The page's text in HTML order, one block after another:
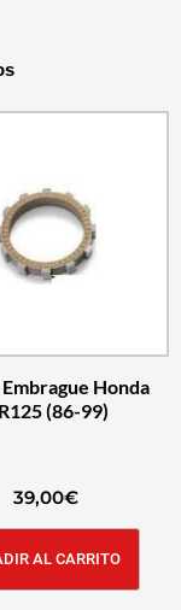
Honda
(86-99)
39,00€
AL CARRITO